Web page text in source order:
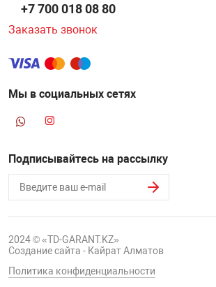
+7 700 018 08 80
Заказать звонок
Мы в социальных сетях
Подписывайтесь на рассылку
2024 © «TD-GARANT.KZ»
Создание сайта - Кайрат Алматов
Политика конфиденциальности